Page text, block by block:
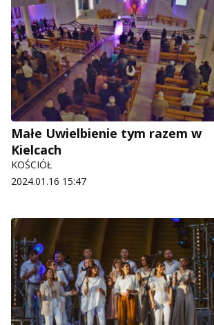
Małe Uwielbienie tym razem w
Kielcach
KOŚCIÓŁ
2024.01.16 15:47